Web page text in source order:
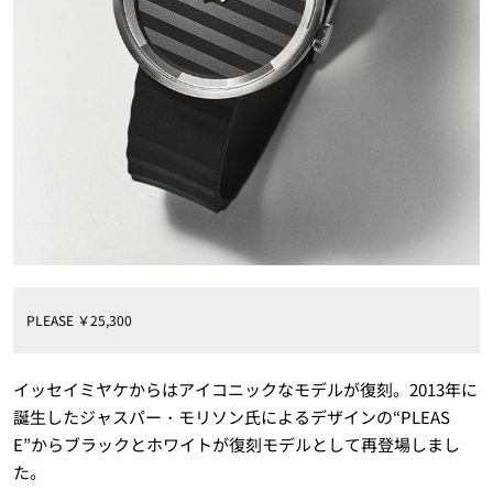
PLEASE ￥25,300
イッセイミヤケからはアイコニックなモデルが復刻。2013年に
誕生したジャスパー・モリソン氏によるデザインの“PLEAS
E”からブラックとホワイトが復刻モデルとして再登場しまし
た。